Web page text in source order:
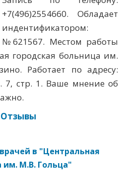
+7(496)2554660. Обладает
индентификатором:
№621567. Местом работы
городская больница им.
Работает по адресу:
7, стр. 1. Ваше мнение об
в "Центральная
им. М.В. Гольца"